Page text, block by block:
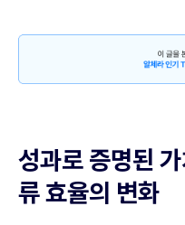
성과로 증명된
류 효율의 변화